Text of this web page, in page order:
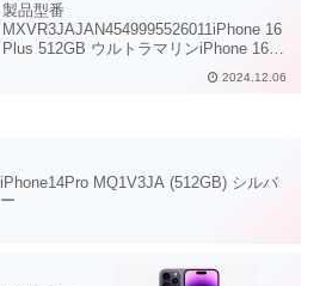
製品型番
MXVR3JAJAN4549995526011iPhone 16
Plus 512GB ウルトラマリンiPhone 16
Plus SIMフリー 512GBウルトラマリン
Thunderbolt ケーブルmidoriLightning...
2024.12.06
iPhone14Pro MQ1V3JA (512GB) シルバ
ー